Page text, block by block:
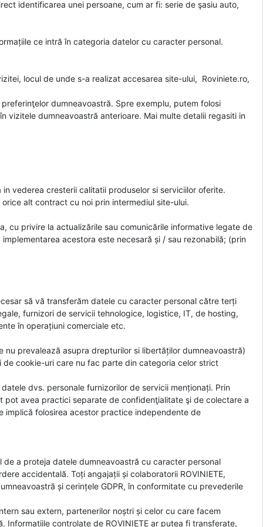
identificarea unei persoane, cum ar fi: serie de şasiu auto,
ce intră în categoria datelor cu caracter personal.
locul de unde s-a realizat accesarea site-ului, Roviniete.ro,
dumneavoastră. Spre exemplu, putem folosi
dumneavoastră anterioare. Mai multe detalii regasiti in
vederea cresterii calitatii produselor si serviciilor oferite.
alt contract cu noi prin intermediul site-ului.
cu privire la actualizările sau comunicările informative legate de
acestora este necesară și / sau rezonabilă; (prin
să vă transferăm datele cu caracter personal către terți
furnizori de servicii tehnologice, logistice, IT, de hosting,
în operațiuni comerciale etc.
prevalează asupra drepturilor si libertăților dumneavoastră)
cookie-uri care nu fac parte din categoria celor strict
dvs. personale furnizorilor de servicii menționați. Prin
avea practici separate de confidenţialitate şi de colectare a
implică folosirea acestor practice independente de
a proteja datele dumneavoastră cu caracter personal
accidentală. Toți angajații și colaboratorii ROVINIETE,
și cerințele GDPR, în conformitate cu prevederile
sau extern, partenerilor noștri și celor cu care facem
controlate de ROVINIETE ar putea fi transferate,